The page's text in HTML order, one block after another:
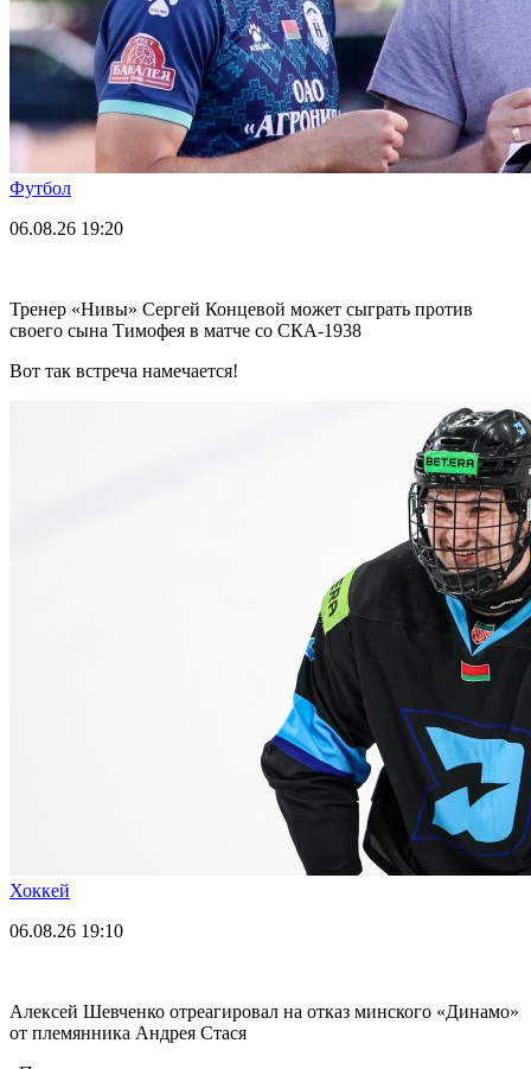
Футбол
06.08.26 19:20
Тренер «Нивы» Сергей Концевой может сыграть против
своего сына Тимофея в матче со СКА-1938
Вот так встреча намечается!
Хоккей
06.08.26 19:10
Алексей Шевченко отреагировал на отказ минского «Динамо»
от племянника Андрея Стася